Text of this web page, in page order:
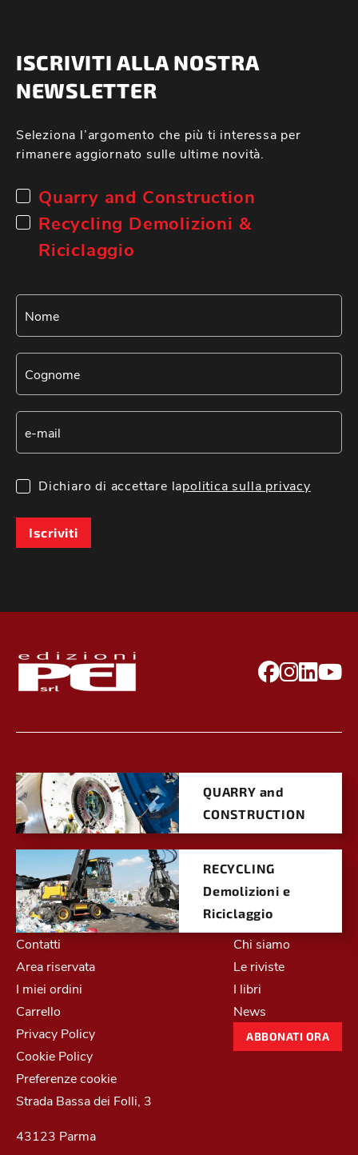
ISCRIVITI ALLA NOSTRA
NEWSLETTER
Seleziona l’argomento che più ti interessa per
rimanere aggiornato sulle ultime novità.
Quarry and Construction
Recycling Demolizioni &
Riciclaggio
Dichiaro di accettare lapolitica sulla privacy
Iscriviti
QUARRY and
CONSTRUCTION
RECYCLING
Demolizioni e
Riciclaggio
Contatti
Area riservata
I miei ordini
Carrello
Privacy Policy
Cookie Policy
Preferenze cookie
Chi siamo
Le riviste
I libri
News
ABBONATI ORA
Strada Bassa dei Folli, 3
43123 Parma